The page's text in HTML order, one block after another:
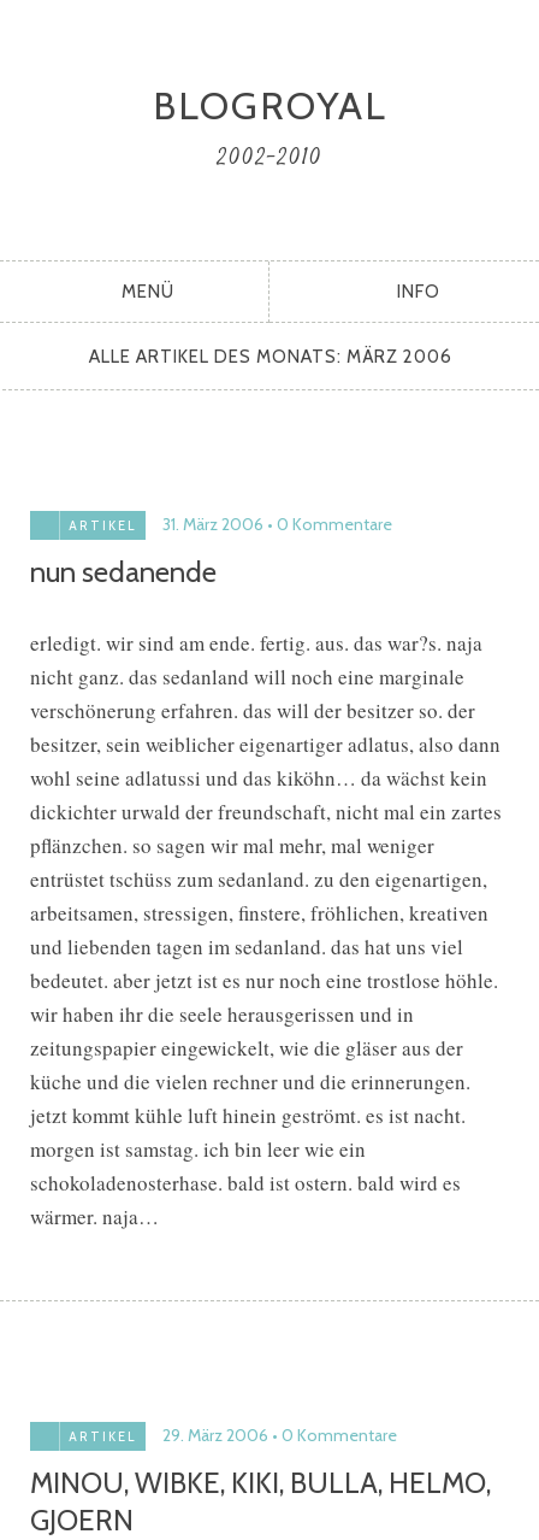
BLOGROYAL
2002-2010
MENÜ INFO
ALLE ARTIKEL DES MONATS: MÄRZ 2006
ARTIKEL 31. März 2006 0 Kommentare
nun sedanende
erledigt. wir sind am ende. fertig. aus. das war?s. naja
nicht ganz. das sedanland will noch eine marginale
verschönerung erfahren. das will der besitzer so. der
besitzer, sein weiblicher eigenartiger adlatus, also dann
wohl seine adlatussi und das kiköhn… da wächst kein
dickichter urwald der freundschaft, nicht mal ein zartes
pflänzchen. so sagen wir mal mehr, mal weniger
entrüstet tschüss zum sedanland. zu den eigenartigen,
arbeitsamen, stressigen, finstere, fröhlichen, kreativen
und liebenden tagen im sedanland. das hat uns viel
bedeutet. aber jetzt ist es nur noch eine trostlose höhle.
wir haben ihr die seele herausgerissen und in
zeitungspapier eingewickelt, wie die gläser aus der
küche und die vielen rechner und die erinnerungen.
jetzt kommt kühle luft hinein geströmt. es ist nacht.
morgen ist samstag. ich bin leer wie ein
schokoladenosterhase. bald ist ostern. bald wird es
wärmer. naja…
ARTIKEL 29. März 2006 0 Kommentare
MINOU, WIBKE, KIKI, BULLA, HELMO,
GJOERN